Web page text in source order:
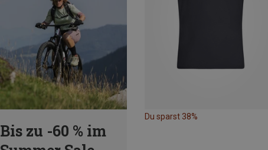
Bis zu -60 % im
Du sparst 38%